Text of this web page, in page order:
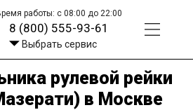
работы: с 08:00 до 22:00
8 (800) 555-93-61
Выбрать сервис
рулевой рейки
в Москве